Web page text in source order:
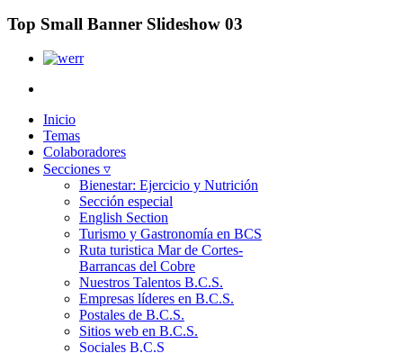
Top Small Banner Slideshow 03
Inicio
Temas
Colaboradores
Secciones ▿
Bienestar: Ejercicio y Nutrición
Sección especial
English Section
Turismo y Gastronomía en BCS
Ruta turistica Mar de Cortes-
Barrancas del Cobre
Nuestros Talentos B.C.S.
Empresas líderes en B.C.S.
Postales de B.C.S.
Sitios web en B.C.S.
Sociales B.C.S